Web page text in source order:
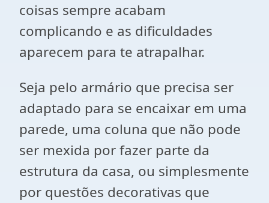
coisas sempre acabam
complicando e as dificuldades
aparecem para te atrapalhar.
Seja pelo armário que precisa ser
adaptado para se encaixar em uma
parede, uma coluna que não pode
ser mexida por fazer parte da
estrutura da casa, ou simplesmente
por questões decorativas que